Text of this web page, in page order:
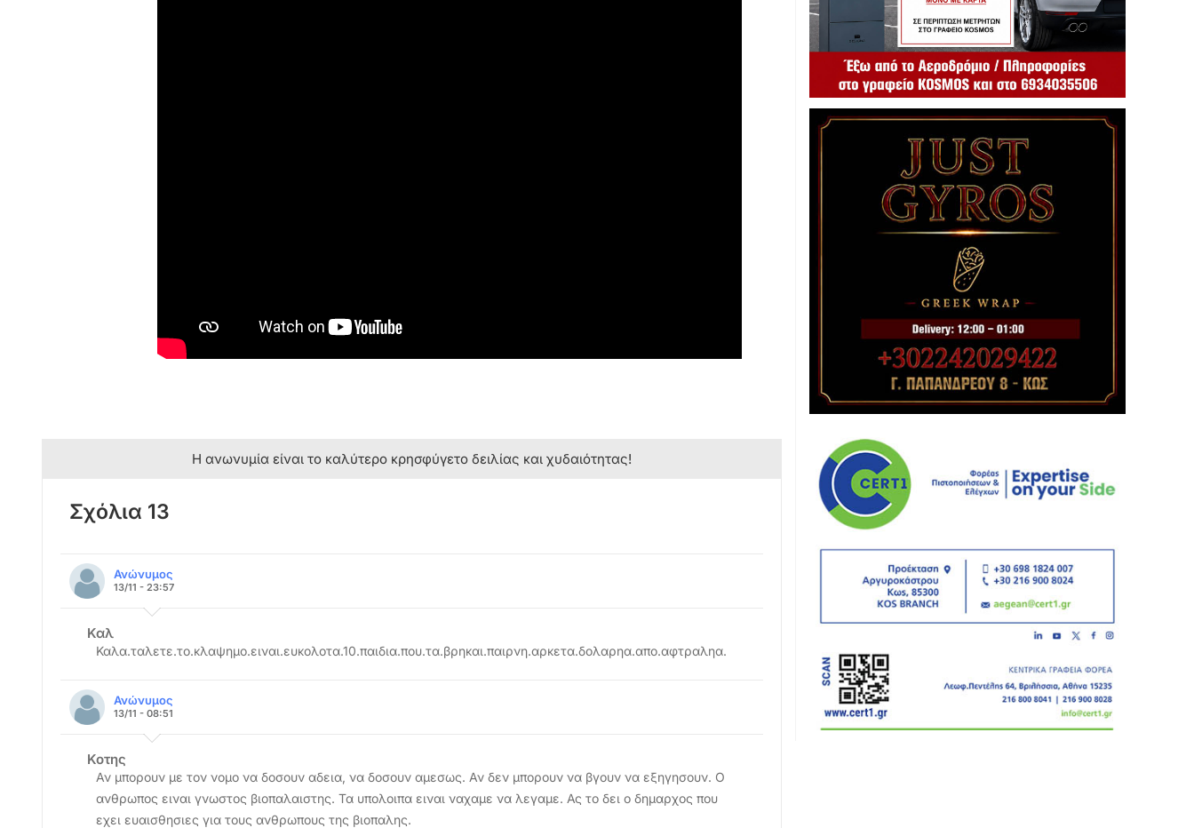
Ανώνυμος: Σήμερα (08:13)
Είναι πλέον αργά για όλους-60%
αυτόν ψηφίσατε
Ανώνυμος: Σήμερα (08:13)
Αδικία-Ο υπεύθυνος του λιμανιού να
κ.Χατζηβελουδος ; Γιατί δεν βοηθάει
αυτόν τον άνθρωπο μόνο όσους
ξέρουν βοηθάνε αυτοί τι να πω !!!!
Μεγαλη αδικία αυτό !
Η ανωνυμία είναι το καλύτερο κρησφύγετο δειλίας και χυδαιότητας!
Σχόλια 13
Ανώνυμος
13/11 - 23:57
Καλ
Καλα.ταλετε.το.κλαψημο.ειναι.ευκολοτα.10.παιδια.που.τα.βρηκαι.παιρνη.αρκετα.δολαρηα.απο.αφτραληα.
Ανώνυμος
13/11 - 08:51
Κοτης
Αν μπορουν με τον νομο να δοσουν αδεια, να δοσουν αμεσως. Αν δεν μπορουν να βγουν να εξηγησουν. Ο
ανθρωπος ειναι γνωστος βιοπαλαιστης. Τα υπολοιπα ειναι ναχαμε να λεγαμε. Ας το δει ο δημαρχος που
εχει ευαισθησιες για τους ανθρωπους της βιοπαλης.